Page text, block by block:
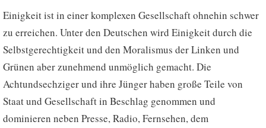
Einigkeit ist in einer komplexen Gesellschaft ohnehin schwer
zu erreichen. Unter den Deutschen wird Einigkeit durch die
Selbstgerechtigkeit und den Moralismus der Linken und
Grünen aber zunehmend unmöglich gemacht. Die
Achtundsechziger und ihre Jünger haben große Teile von
Staat und Gesellschaft in Beschlag genommen und
dominieren neben Presse, Radio, Fernsehen, dem